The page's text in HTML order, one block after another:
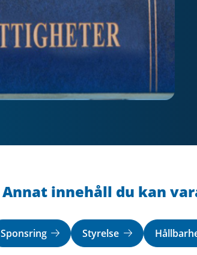
Annat innehåll du kan
Sponsring Styrelse